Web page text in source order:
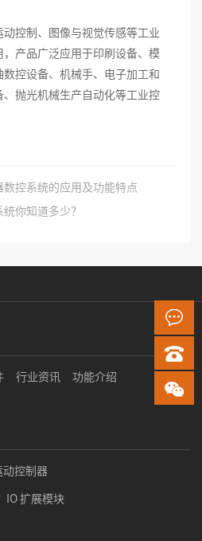
动控制、图像与视觉传感等工业
产品广泛应用于印刷设备、模
控设备、机械手、电子加工和
抛光机械生产自动化等工业控
控系统的应用及功能特点
你知道多少？
行业资讯 功能介绍
动控制器
IO 扩展模块